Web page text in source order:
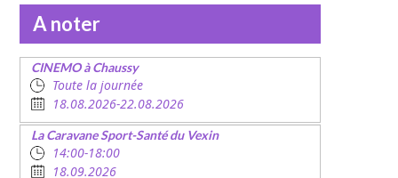
A noter
CINEMO à Chaussy
Toute la journée
18.08.2026-22.08.2026
La Caravane Sport-Santé du Vexin
14:00-18:00
18.09.2026